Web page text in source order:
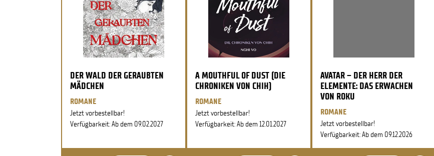
DER WALD DER GERAUBTEN
MÄDCHEN
ROMANE
Jetzt vorbestellbar!
Verfügbarkeit: Ab dem 09.02.2027
A MOUTHFUL OF DUST (DIE
CHRONIKEN VON CHIH)
ROMANE
Jetzt vorbestellbar!
Verfügbarkeit: Ab dem 12.01.2027
AVATAR – DER HERR DER
ELEMENTE: DAS ERWACHEN
VON ROKU
ROMANE
Jetzt vorbestellbar!
Verfügbarkeit: Ab dem 09.12.2026